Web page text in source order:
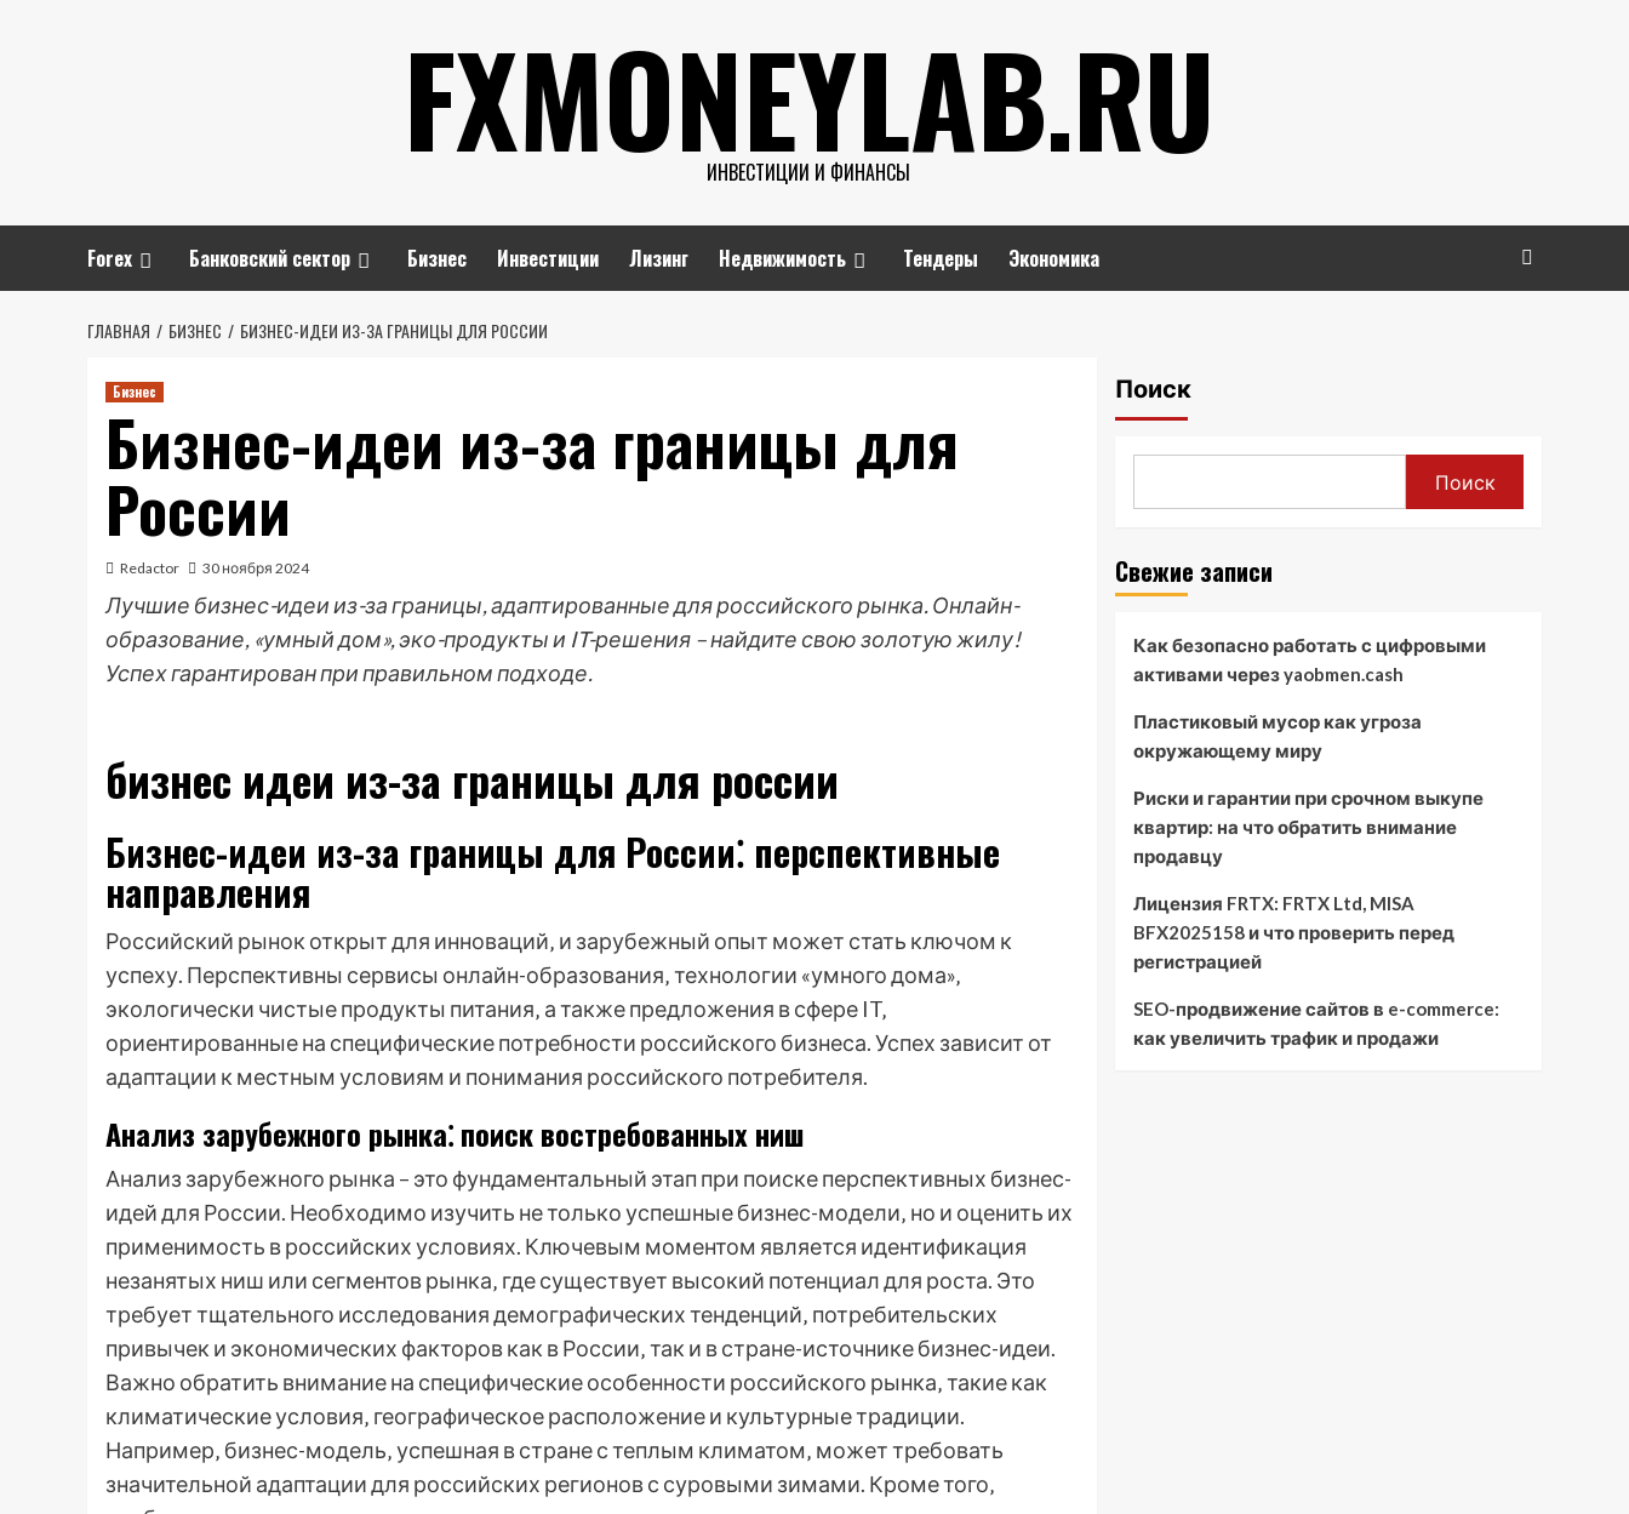
FXMONEYLAB.RU
ИНВЕСТИЦИИ И ФИНАНСЫ
Forex Банковский сектор Бизнес Инвестиции Лизинг Недвижимость Тендеры Экономика
ГЛАВНАЯ БИЗНЕС БИЗНЕС-ИДЕИ ИЗ-ЗА ГРАНИЦЫ ДЛЯ РОССИИ
Бизнес
Бизнес-идеи из-за границы для
России
Redactor 30 ноября 2024
Лучшие бизнес-идеи из-за границы, адаптированные для российского рынка. Онлайн-
образование, «умный дом», эко-продукты и IT-решения – найдите свою золотую жилу!
Успех гарантирован при правильном подходе.
бизнес идеи из-за границы для россии
Бизнес-идеи из-за границы для России⁚ перспективные
направления
Российский рынок открыт для инноваций‚ и зарубежный опыт может стать ключом к
успеху. Перспективны сервисы онлайн-образования‚ технологии «умного дома»‚
экологически чистые продукты питания‚ а также предложения в сфере IT‚
ориентированные на специфические потребности российского бизнеса. Успех зависит от
адаптации к местным условиям и понимания российского потребителя.
Анализ зарубежного рынка⁚ поиск востребованных ниш
Анализ зарубежного рынка – это фундаментальный этап при поиске перспективных бизнес-
идей для России. Необходимо изучить не только успешные бизнес-модели‚ но и оценить их
применимость в российских условиях. Ключевым моментом является идентификация
незанятых ниш или сегментов рынка‚ где существует высокий потенциал для роста. Это
требует тщательного исследования демографических тенденций‚ потребительских
привычек и экономических факторов как в России‚ так и в стране-источнике бизнес-идеи.
Важно обратить внимание на специфические особенности российского рынка‚ такие как
климатические условия‚ географическое расположение и культурные традиции.
Например‚ бизнес-модель‚ успешная в стране с теплым климатом‚ может требовать
значительной адаптации для российских регионов с суровыми зимами. Кроме того‚
Поиск
Поиск
Свежие записи
Как безопасно работать с цифровыми
активами через yaobmen.cash
Пластиковый мусор как угроза
окружающему миру
Риски и гарантии при срочном выкупе
квартир: на что обратить внимание
продавцу
Лицензия FRTX: FRTX Ltd, MISA
BFX2025158 и что проверить перед
регистрацией
SEO-продвижение сайтов в e-commerce:
как увеличить трафик и продажи